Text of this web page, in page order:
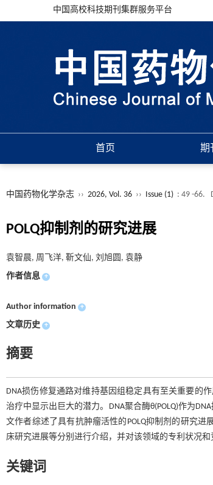
中国高校科技期刊集群服务平台
首页 期
中国药物化学杂志 ›› 2026, Vol. 36 ›› Issue (1) : 49 -66.
POLQ抑制剂的研究进展
袁智晨, 周飞洋, 靳文仙, 刘旭圆, 袁静
作者信息 +
Author information +
文章历史 +
摘要
DNA损伤修复通路对维持基因组稳定具有至关重要的
治疗中显示出巨大的潜力。DNA聚合酶θ(POLQ)作为
文作者综述了具有抗肿瘤活性的POLQ抑制剂的研究
床研究进展等分别进行介绍，并对该领域的专利状况和
关键词